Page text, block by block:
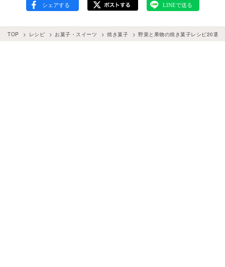
TOP レシピ お菓子・スイーツ 焼き菓子 野菜と果物の焼き菓子レシピ20選